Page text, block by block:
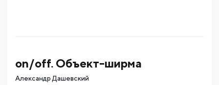
on/off. Объект-ширма
Александр Дашевский